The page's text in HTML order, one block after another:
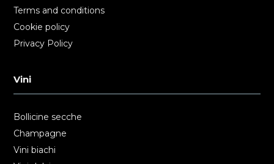
Terms and conditions
Cookie policy
Privacy Policy
Vini
Bollicine secche
Champagne
Vini biachi